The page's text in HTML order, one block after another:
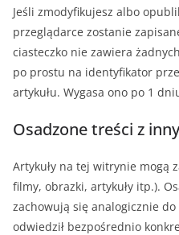
Jeśli zmodyfikujesz albo
przeglądarce zostanie
ciasteczko nie zawiera
po prostu na identyfikator
artykułu. Wygasa ono po 1
Osadzone treści z
Artykuły na tej witrynie mogą
filmy, obrazki, artykuły itp.).
zachowują się analogicznie
odwiedził bezpośrednio